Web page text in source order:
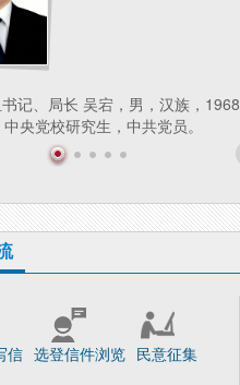
记、局长 吴宕，男，汉族，1968
央党校研究生，中共党员。
信 选登信件浏览 民意征集